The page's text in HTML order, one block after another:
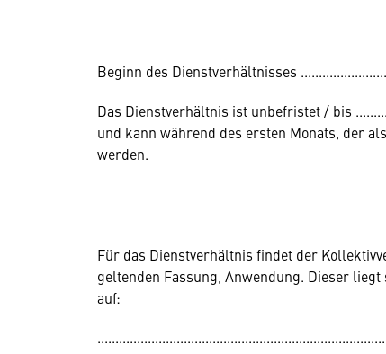
Beginn des Dienstverhältnisses
Das Dienstverhältnis ist unbefristet / bis
und kann während des ersten Monats, der
werden.
Für das Dienstverhältnis findet der
geltenden Fassung, Anwendung. Dieser
auf: